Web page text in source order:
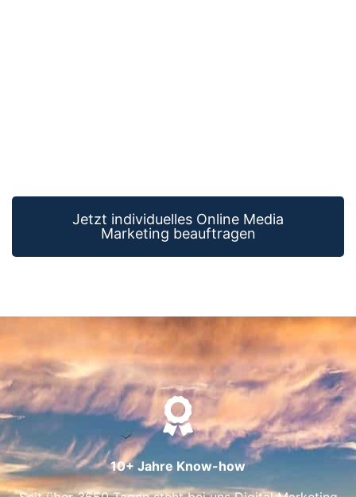
Jetzt individuelles Online Media
Marketing beauftragen
10+ Jahre Know-how